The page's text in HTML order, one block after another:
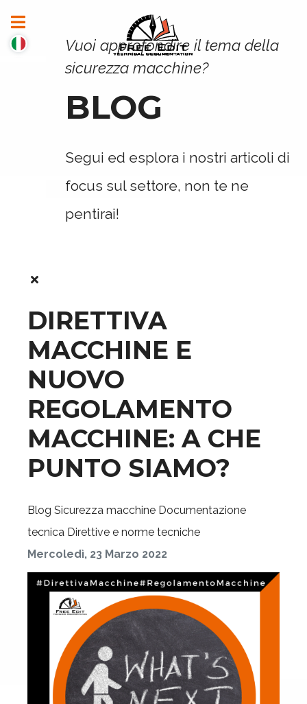
Vuoi approfondire il tema della
sicurezza macchine?
BLOG
Segui ed esplora i nostri articoli di
focus sul settore, non te ne
pentirai!
DIRETTIVA
MACCHINE E
NUOVO
REGOLAMENTO
MACCHINE: A CHE
PUNTO SIAMO?
Blog Sicurezza macchine Documentazione
tecnica Direttive e norme tecniche
Mercoledì, 23 Marzo 2022